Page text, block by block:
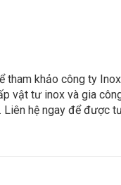
khảo công ty
vật tư inox và gia
hệ ngay để được